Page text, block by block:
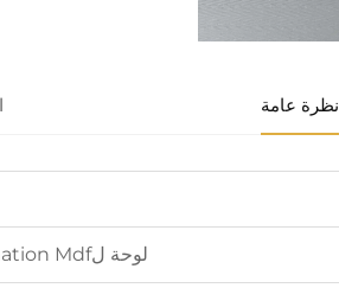
نظرة عامة
لوحة لamination Mdf، باب، دولاب، أرضية، نافذة، إلخ